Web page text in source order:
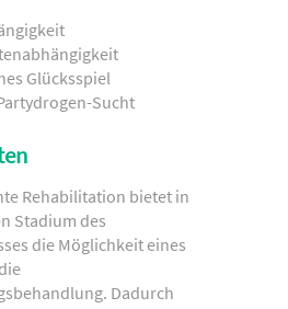
Glücksspiel
Sucht
Rehabilitation bietet in
Stadium des
die Möglichkeit eines
Dadurch